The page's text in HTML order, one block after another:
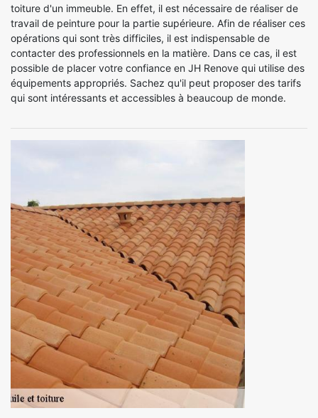
toiture d'un immeuble. En effet, il est nécessaire de réaliser de
travail de peinture pour la partie supérieure. Afin de réaliser ces
opérations qui sont très difficiles, il est indispensable de
contacter des professionnels en la matière. Dans ce cas, il est
possible de placer votre confiance en JH Renove qui utilise des
équipements appropriés. Sachez qu'il peut proposer des tarifs
qui sont intéressants et accessibles à beaucoup de monde.